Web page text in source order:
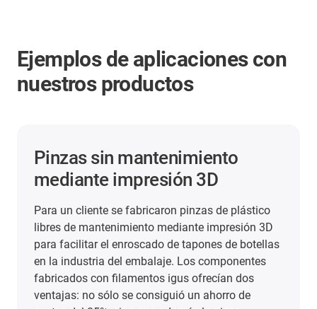
Ejemplos de aplicaciones con
nuestros productos
los plásticos inteligentes evitan
averías en la industria del
automóvil
En esta planta de motores de un fabricante de
automóviles de Austria, unos sensores
inteligentes situados en las guías de los cables
protegen el sistema de costosas averías. Los
sensores detectan el desgaste de la cadena